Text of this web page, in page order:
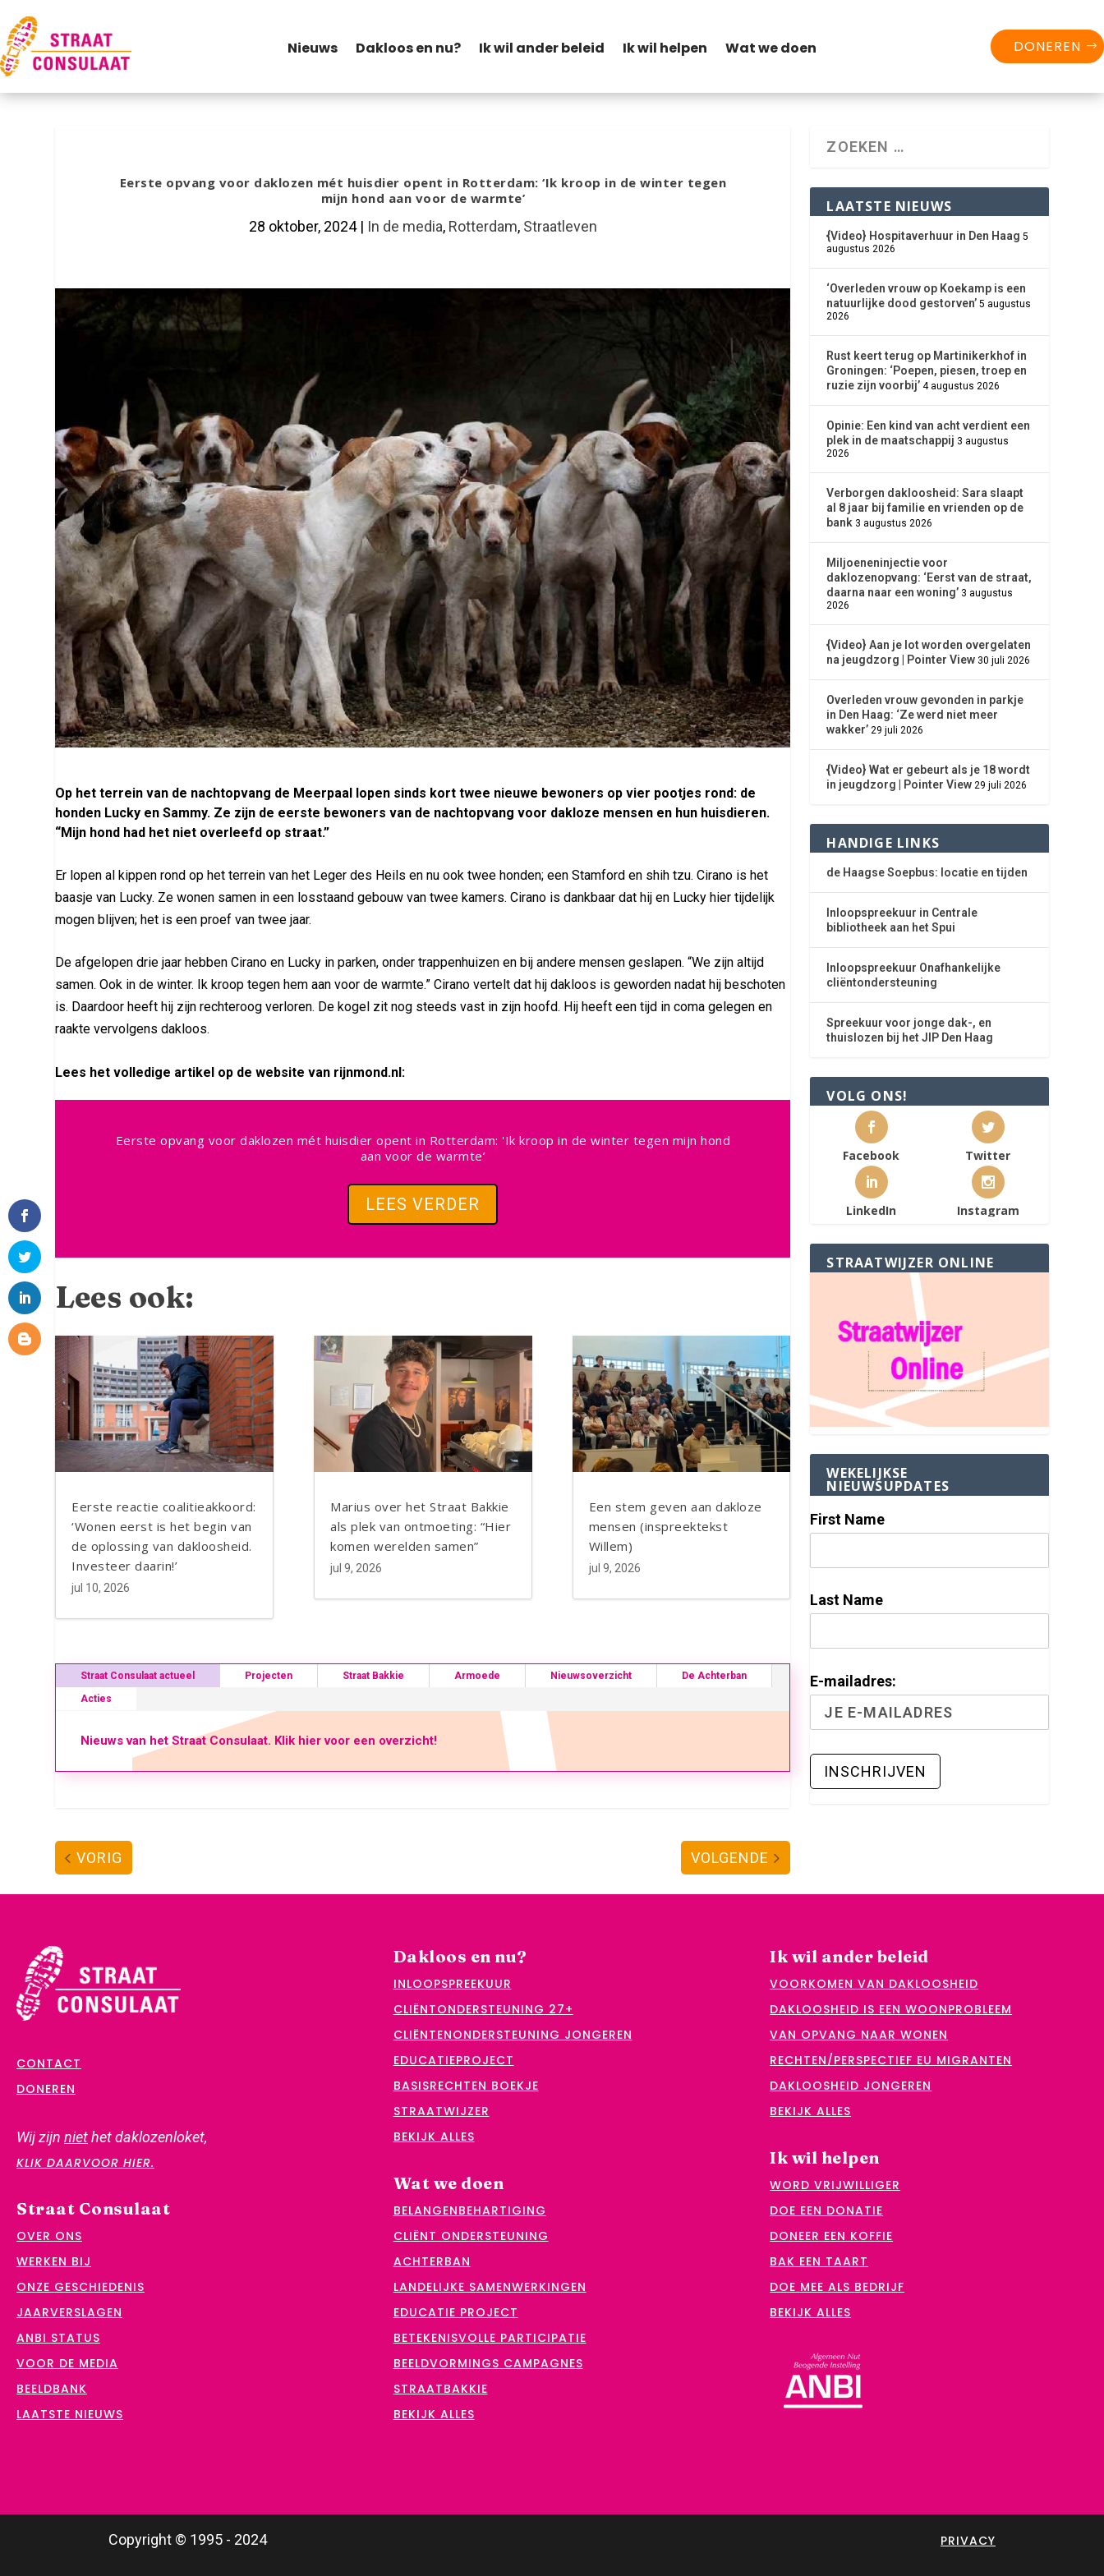
Nieuws Dakloos en nu? Ik wil ander beleid Ik wil helpen Wat we doen DONEREN
Eerste opvang voor daklozen mét huisdier opent in Rotterdam: ‘Ik kroop in de winter tegen
mijn hond aan voor de warmte’
28 oktober, 2024| In de media, Rotterdam, Straatleven
Op het terrein van de nachtopvang de Meerpaal lopen sinds kort twee nieuwe bewoners op vier pootjes rond: de
honden Lucky en Sammy. Ze zijn de eerste bewoners van de nachtopvang voor dakloze mensen en hun huisdieren.
“Mijn hond had het niet overleefd op straat.”
Er lopen al kippen rond op het terrein van het Leger des Heils en nu ook twee honden; een Stamford en shih tzu. Cirano is het
baasje van Lucky. Ze wonen samen in een losstaand gebouw van twee kamers. Cirano is dankbaar dat hij en Lucky hier tijdelijk
mogen blijven; het is een proef van twee jaar.
De afgelopen drie jaar hebben Cirano en Lucky in parken, onder trappenhuizen en bij andere mensen geslapen. “We zijn altijd
samen. Ook in de winter. Ik kroop tegen hem aan voor de warmte.” Cirano vertelt dat hij dakloos is geworden nadat hij beschoten
is. Daardoor heeft hij zijn rechteroog verloren. De kogel zit nog steeds vast in zijn hoofd. Hij heeft een tijd in coma gelegen en
raakte vervolgens dakloos.
Lees het volledige artikel op de website van rijnmond.nl:
Eerste opvang voor daklozen mét huisdier opent in Rotterdam: 'Ik kroop in de winter tegen mijn hond
aan voor de warmte’
LEES VERDER
Lees ook:
Facebook
Twitter
LinkedIn
Eerste reactie coalitieakkoord:
‘Wonen eerst is het begin van
de oplossing van dakloosheid.
Investeer daarin!’
jul 10, 2026
Facebook
Twitter
LinkedIn
Marius over het Straat Bakkie
als plek van ontmoeting: “Hier
komen werelden samen”
jul 9, 2026
Facebook
Twitter
LinkedIn
Een stem geven aan dakloze
mensen (inspreektekst
Willem)
jul 9, 2026
Straat Consulaat actueel Projecten Straat Bakkie Armoede Nieuwsoverzicht
De Achterban
Acties
Nieuws van het Straat Consulaat. Klik hier voor een overzicht!
VORIG VOLGENDE
LAATSTE NIEUWS
{Video} Hospitaverhuur in Den Haag 5
augustus 2026
‘Overleden vrouw op Koekamp is een
natuurlijke dood gestorven’ 5 augustus
2026
Rust keert terug op Martinikerkhof in
Groningen: ‘Poepen, piesen, troep en
ruzie zijn voorbij’ 4 augustus 2026
Opinie: Een kind van acht verdient een
plek in de maatschappij 3 augustus
2026
Verborgen dakloosheid: Sara slaapt
al 8 jaar bij familie en vrienden op de
bank 3 augustus 2026
Miljoeneninjectie voor
daklozenopvang: ‘Eerst van de straat,
daarna naar een woning’ 3 augustus
2026
{Video} Aan je lot worden overgelaten
na jeugdzorg | Pointer View 30 juli 2026
Overleden vrouw gevonden in parkje
in Den Haag: ‘Ze werd niet meer
wakker’ 29 juli 2026
{Video} Wat er gebeurt als je 18 wordt
in jeugdzorg | Pointer View 29 juli 2026
HANDIGE LINKS
de Haagse Soepbus: locatie en tijden
Inloopspreekuur in Centrale
bibliotheek aan het Spui
Inloopspreekuur Onafhankelijke
cliëntondersteuning
Spreekuur voor jonge dak-, en
thuislozen bij het JIP Den Haag
VOLG ONS!
Facebook Twitter
LinkedIn Instagram
STRAATWIJZER ONLINE
WEKELIJKSE
NIEUWSUPDATES
First Name
Last Name
E-mailadres:
CONTACT
DONEREN
Wij zijn niethet daklozenloket,
KLIK DAARVOOR HIER.
Straat Consulaat
OVER ONS
WERKEN BIJ
ONZE GESCHIEDENIS
JAARVERSLAGEN
ANBI STATUS
VOOR DE MEDIA
BEELDBANK
LAATSTE NIEUWS
Dakloos en nu?
INLOOPSPREEKUUR
CLIËNTONDERSTEUNING 27+
CLIËNTENONDERSTEUNING JONGEREN
EDUCATIEPROJECT
BASISRECHTEN BOEKJE
STRAATWIJZER
BEKIJK ALLES
Wat we doen
BELANGENBEHARTIGING
CLIËNT ONDERSTEUNING
ACHTERBAN
LANDELIJKE SAMENWERKINGEN
EDUCATIE PROJECT
BETEKENISVOLLE PARTICIPATIE
BEELDVORMINGS CAMPAGNES
STRAATBAKKIE
BEKIJK ALLES
Ik wil ander beleid
VOORKOMEN VAN DAKLOOSHEID
DAKLOOSHEID IS EEN WOONPROBLEEM
VAN OPVANG NAAR WONEN
RECHTEN/PERSPECTIEF EU MIGRANTEN
DAKLOOSHEID JONGEREN
BEKIJK ALLES
Ik wil helpen
WORD VRIJWILLIGER
DOE EEN DONATIE
DONEER EEN KOFFIE
BAK EEN TAART
DOE MEE ALS BEDRIJF
BEKIJK ALLES
Copyright © 1995 - 2024 PRIVACY